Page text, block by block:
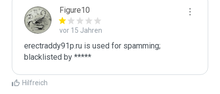
Figure10
vor 15 Jahren
erectraddy91p.ru is used for spamming;
blacklisted by *****
Hilfreich